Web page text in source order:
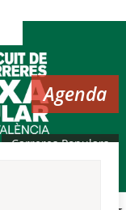
▼
▼
Agenda
Carreres Populars